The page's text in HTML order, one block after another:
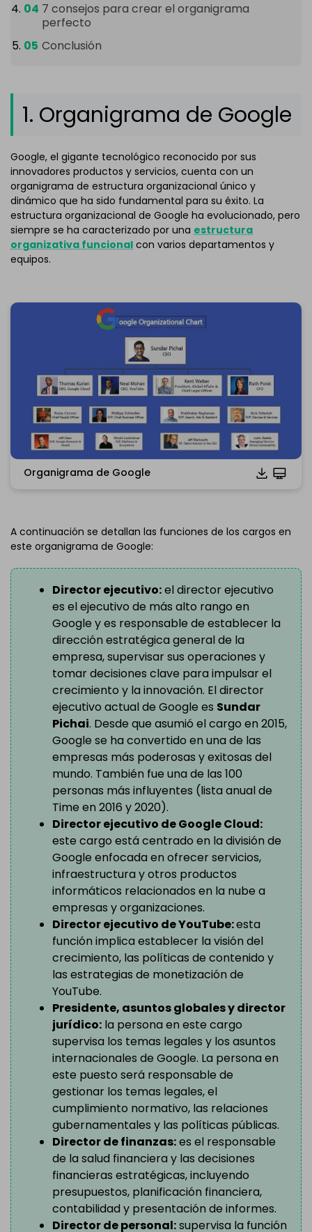
7 consejos para crear el organigrama
perfecto
Conclusión
1. Organigrama de Google
Google, el gigante tecnológico reconocido por sus
innovadores productos y servicios, cuenta con un
organigrama de estructura organizacional único y
dinámico que ha sido fundamental para su éxito. La
estructura organizacional de Google ha evolucionado, pero
siempre se ha caracterizado por una estructura
organizativa funcional con varios departamentos y
equipos.
Si aún no lo tienes, descargaEdrawMindgratis
aquí.
Tu también puedes probar
aquí.
Organigrama de Google
A continuación se detallan las funciones de los cargos en
este organigrama de Google:
Director ejecutivo:el director ejecutivo
es el ejecutivo de más alto rango en
Google y es responsable de establecer la
dirección estratégica general de la
empresa, supervisar sus operaciones y
tomar decisiones clave para impulsar el
crecimiento y la innovación. El director
ejecutivo actual de Google es Sundar
Pichai. Desde que asumió el cargo en 2015,
Google se ha convertido en una de las
empresas más poderosas y exitosas del
mundo. También fue una de las 100
personas más influyentes (lista anual de
Time en 2016 y 2020).
Director ejecutivo de Google Cloud:
este cargo está centrado en la división de
Google enfocada en ofrecer servicios,
infraestructura y otros productos
informáticos relacionados en la nube a
empresas y organizaciones.
Director ejecutivo de YouTube:esta
función implica establecer la visión del
crecimiento, las políticas de contenido y
las estrategias de monetización de
YouTube.
Presidente, asuntos globales y director
jurídico: la persona en este cargo
supervisa los temas legales y los asuntos
internacionales de Google. La persona en
este puesto será responsable de
gestionar los temas legales, el
cumplimiento normativo, las relaciones
gubernamentales y las políticas públicas.
Director de finanzas:es el responsable
de la salud financiera y las decisiones
financieras estratégicas, incluyendo
presupuestos, planificación financiera,
contabilidad y presentación de informes.
Director de personal:supervisa la función